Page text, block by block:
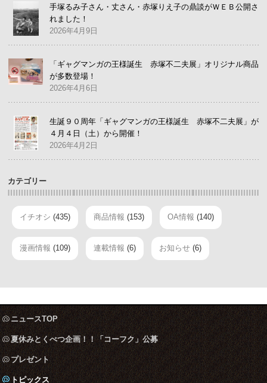
手塚るみ子さん・丈さん・赤塚りえ子の鼎談がＷＥＢ公開さ
れました！
2026年4月9日
「ギャグマンガの王様誕生 赤塚不二夫展」オリジナル商品
が多数登場！
2026年4月6日
生誕９０周年「ギャグマンガの王様誕生 赤塚不二夫展」が
４月４日（土）から開催！
2026年4月2日
カテゴリー
イチオシ (435) 商品情報 (153) OA情報 (140)
漫画情報 (109) 連載情報 (6) お知らせ (6)
ニュースTOP
夏休みとくべつ企画！！「コーフク」公募
プレゼント
トピックス